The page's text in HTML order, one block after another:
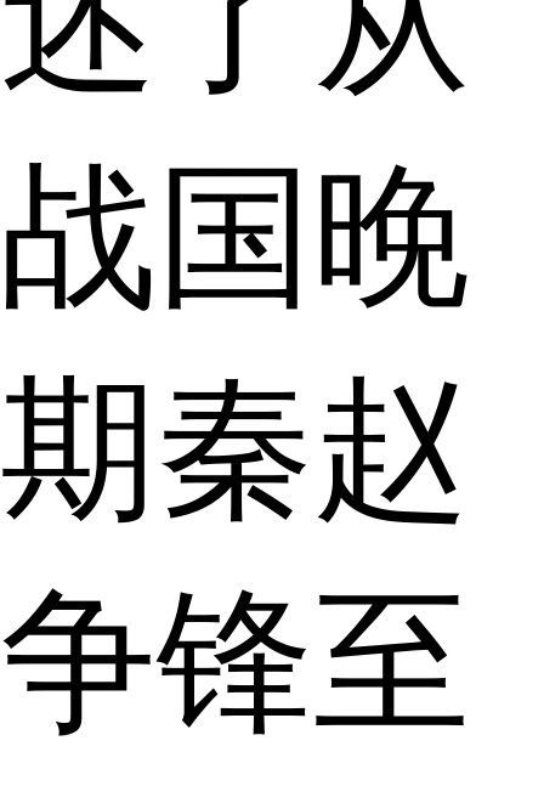
战国晚
期秦赵
争锋至